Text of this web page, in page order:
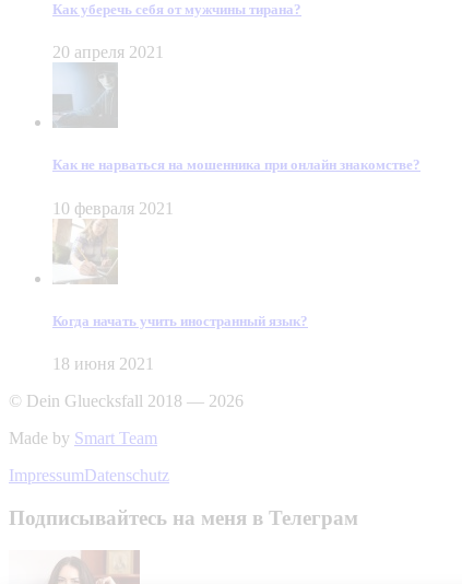
Как уберечь себя от мужчины тирана?
20 апреля 2021
Как не нарваться на мошенника при онлайн знакомстве?
10 февраля 2021
Когда начать учить иностранный язык?
18 июня 2021
© Dein Gluecksfall 2018 — 2026
Made by Smart Team
ImpressumDatenschutz
Подписывайтесь на меня в Телеграм